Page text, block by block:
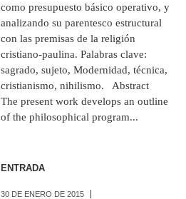
como presupuesto básico operativo, y
analizando su parentesco estructural
con las premisas de la religión
cristiano-paulina. Palabras clave:
sagrado, sujeto, Modernidad, técnica,
cristianismo, nihilismo. Abstract
The present work develops an outline
of the philosophical program...
ENTRADA
30 DE ENERO DE 2015